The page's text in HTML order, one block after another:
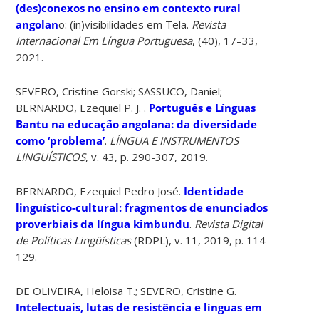
(des)conexos no ensino em contexto rural
angolano: (in)visibilidades em Tela. Revista
Internacional Em Língua Portuguesa, (40), 17–33,
2021.
SEVERO, Cristine Gorski; SASSUCO, Daniel;
BERNARDO, Ezequiel P. J. . Português e Línguas
Bantu na educação angolana: da diversidade
como ‘problema’. LÍNGUA E INSTRUMENTOS
LINGUÍSTICOS, v. 43, p. 290-307, 2019.
BERNARDO, Ezequiel Pedro José. Identidade
linguístico-cultural: fragmentos de enunciados
proverbiais da língua kimbundu. Revista Digital
de Políticas Lingüísticas(RDPL), v. 11, 2019, p. 114-
129.
DE OLIVEIRA, Heloisa T.; SEVERO, Cristine G.
Intelectuais, lutas de resistência e línguas em